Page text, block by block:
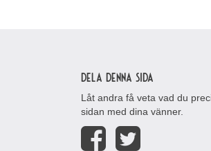
Dela denna sida
Låt andra få veta vad du
sidan med dina vänner.